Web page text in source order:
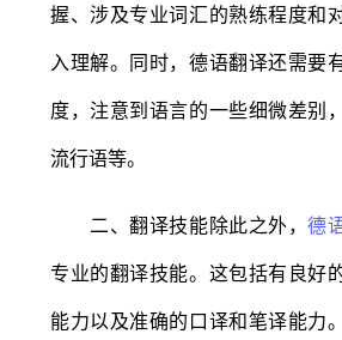
握、涉及专业词汇的熟练程度和
入理解。同时，德语翻译还需要
度，注意到语言的一些细微差别
流行语等。
二、翻译技能除此之外，德
专业的翻译技能。这包括有良好
能力以及准确的口译和笔译能力